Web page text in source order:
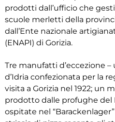
prodotti dall’ufficio che
scuole merletti della
dall’Ente nazionale
(ENAPI) di Gorizia.
Tre manufatti d’eccezione –
d’Idria confezionata per la
visita a Gorizia nel 1922; un
prodotto dalle profughe del
ospitate nel